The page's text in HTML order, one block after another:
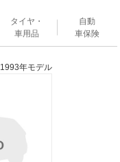
タイヤ・
車用品
自動
車保険
1993年モデル